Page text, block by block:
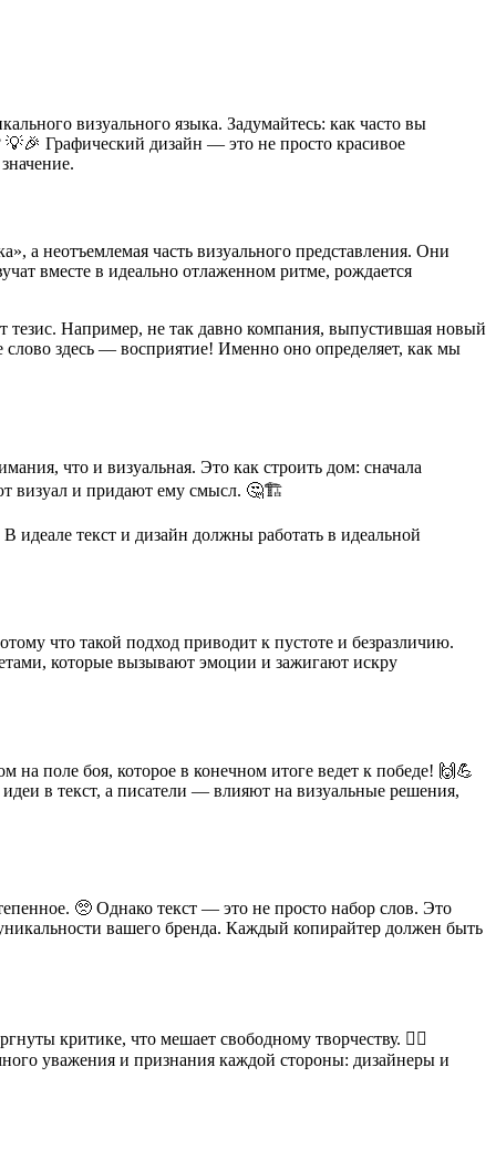
визуального языка. Задумайтесь: как часто вы
Графический дизайн — это не просто красивое
а неотъемлемая часть визуального представления. Они
вместе в идеально отлаженном ритме, рождается
тезис. Например, не так давно компания, выпустившая новый
здесь — восприятие! Именно оно определяет, как мы
что и визуальная. Это как строить дом: сначала
визуал и придают ему смысл. 🤔🏗️
идеале текст и дизайн должны работать в идеальной
что такой подход приводит к пустоте и безразличию.
которые вызывают эмоции и зажигают искру
поле боя, которое в конечном итоге ведет к победе! 🙌💪
в текст, а писатели — влияют на визуальные решения,
🥺 Однако текст — это не просто набор слов. Это
вашего бренда. Каждый копирайтер должен быть
критике, что мешает свободному творчеству. 🤷‍♂️
уважения и признания каждой стороны: дизайнеры и